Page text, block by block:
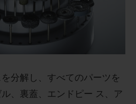
分解し、すべてのパーツを
、裏蓋、エンドピー ス、ア